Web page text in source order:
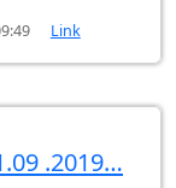
Link
.2019…